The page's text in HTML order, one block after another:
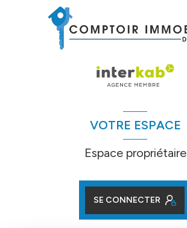
VOTRE ESPACE
Espace propriétaire
SE CONNECTER